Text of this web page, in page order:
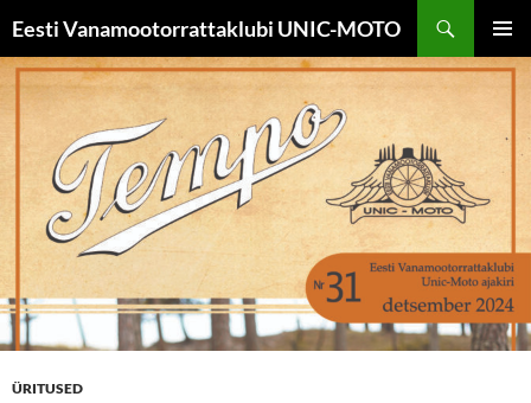
sisu
juurde
Eesti Vanamootorrattaklubi UNIC-MOTO
ÜRITUSED